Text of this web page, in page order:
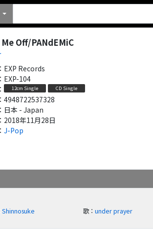
Off/PANdEMiC
： EXP Records
： EXP-104
： 12cm Single CD Single
： 4948722537328
： 日本 - Japan
： 2018年11月28日
： J-Pop
Shinnosuke 歌 ：under prayer